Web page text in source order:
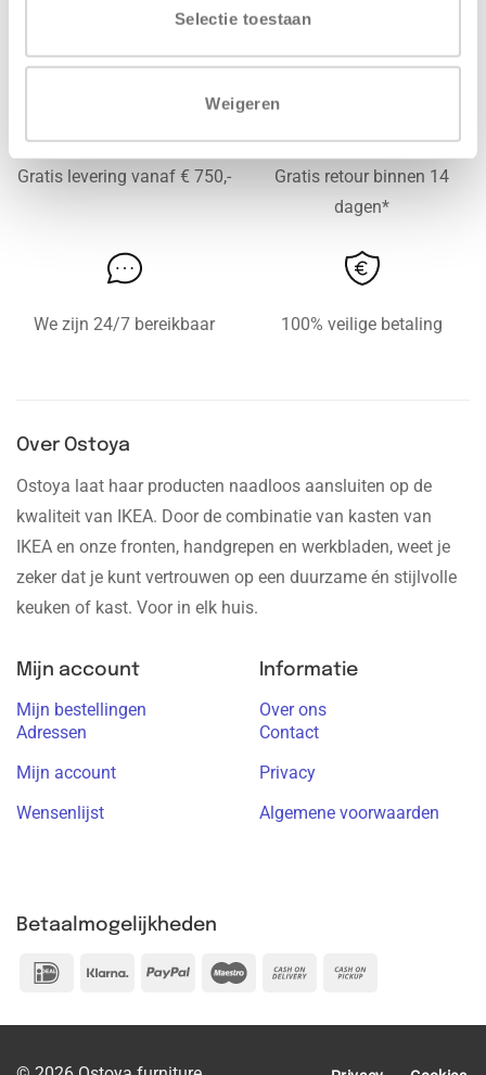
Selectie toestaan
Weigeren
Gratis levering vanaf € 750,-
Gratis retour binnen 14
dagen*
We zijn 24/7 bereikbaar 100% veilige betaling
Over Ostoya
Ostoya laat haar producten naadloos aansluiten op de
kwaliteit van IKEA. Door de combinatie van kasten van
IKEA en onze fronten, handgrepen en werkbladen, weet je
zeker dat je kunt vertrouwen op een duurzame én stijlvolle
keuken of kast. Voor in elk huis.
Mijn account
Mijn bestellingen
Adressen
Mijn account
Wensenlijst
Informatie
Over ons
Contact
Privacy
Algemene voorwaarden
Betaalmogelijkheden
IDeal Klarna PayPal Maestro Cash
DeliveryPickup